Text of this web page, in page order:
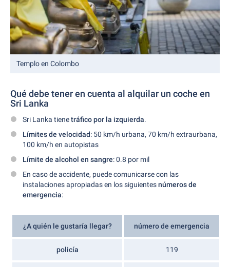
Templo en Colombo
Qué debe tener en cuenta al alquilar un coche en
Sri Lanka
Sri Lanka tienetráfico por la izquierda.
Límites de velocidad: 50 km/h urbana, 70 km/h extraurbana,
100 km/h en autopistas
Límite de alcohol en sangre: 0.8 por mil
En caso de accidente, puede comunicarse con las
instalaciones apropiadas en los siguientesnúmeros de
emergencia:
¿A quién le gustaría llegar? número de emergencia
policía 119